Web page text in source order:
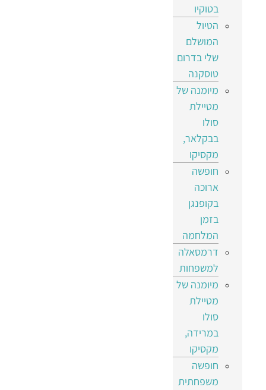
בטוקיו
הטיול
המושלם
שלי בדרום
טוסקנה
מיומנה של
מטיילת
סולו
בבקלאר,
מקסיקו
חופשה
ארוכה
בקופנגן
בזמן
המלחמה
דרמסאלה
למשפחות
מיומנה של
מטיילת
סולו
במרידה,
מקסיקו
חופשה
משפחתית